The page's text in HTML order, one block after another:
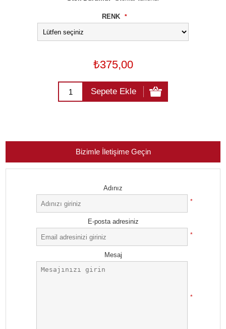
RENK *
₺375,00
Sepete Ekle
Bizimle İletişime Geçin
Adınız
*
E-posta adresiniz
*
Mesaj
*